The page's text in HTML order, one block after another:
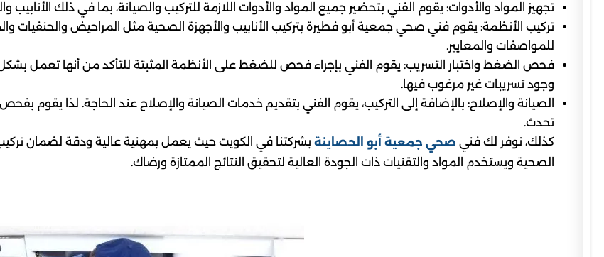
تجهيز المواد والأدوات: يقوم الفني بتحضير جميع المواد والأدوات اللازمة للتركيب والصيانة، بما في ذلك الأنابيب
تركيب الأنظمة: يقوم فني صحي جمعية أبو فطيرة بتركيب الأنابيب والأجهزة الصحية مثل المراحيض
للمواصفات والمعايير.
فحص الضغط واختبار التسريب: يقوم الفني بإجراء فحص للضغط على الأنظمة المثبتة للتأكد من أنها تعمل
وجود تسريبات غير مرغوب فيها.
الصيانة والإصلاح: بالإضافة إلى التركيب، يقوم الفني بتقديم خدمات الصيانة والإصلاح عند الحاجة. لذا يقوم
تحدث.
كذلك، نوفر لك فني صحي جمعية أبو الحصاينة بشركتنا في الكويت حيث يعمل بمهنية عالية ودقة لضمان
الصحية ويستخدم المواد والتقنيات ذات الجودة العالية لتحقيق النتائج الممتازة ورضاك.